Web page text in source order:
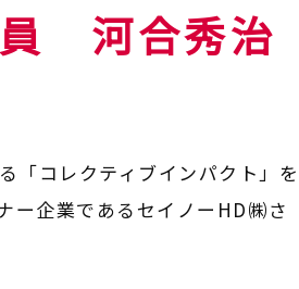
河合秀治
「コレクティブインパクト」を
ー企業であるセイノーHD㈱さ